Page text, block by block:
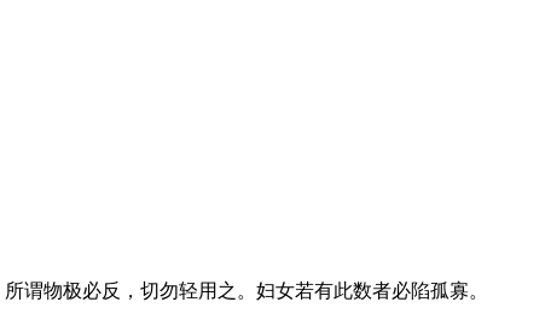
物极必反，切勿轻用之。妇女若有此数者必陷孤寡。